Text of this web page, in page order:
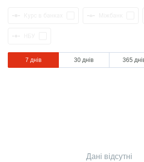
7 днів 30 днів 365
Дані відсутні